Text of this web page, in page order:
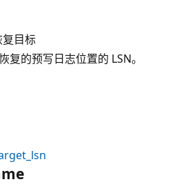
目标
复的预写日志位置的 LSN。